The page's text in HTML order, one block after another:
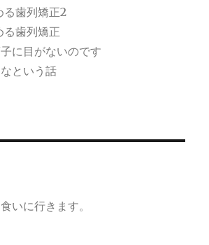
歯列矯正2
歯列矯正
に目がないのです
という話
いに行きます。